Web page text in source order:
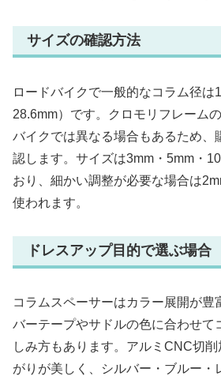
サイズの確認方法
ロードバイクで一般的なコラム径は
28.6mm）です。クロモリフレーム
バイクでは異なる場合もあるため、
認します。サイズは3mm・5mm・
おり、細かい調整が必要な場合は
使われます。
ドレスアップ目的で選ぶ場合
コラムスペーサーはカラー展開が豊
バーテープやサドルの色に合わせて
しみ方もあります。アルミCNC切
がりが美しく、シルバー・ブルー・